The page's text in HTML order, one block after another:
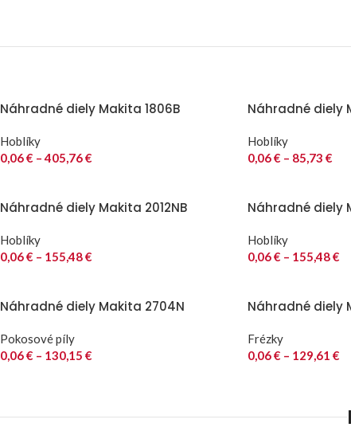
Náhradné diely Makita 1806B
Hoblíky
0,06€ – 405,76€
Náhradné diely
Hoblíky
0,06€ – 85,73 €
Náhradné diely Makita 2012NB
Hoblíky
0,06€ – 155,48€
Náhradné diely
Hoblíky
0,06€ – 155,48€
Náhradné diely Makita 2704N
Pokosové píly
0,06€ – 130,15 €
Náhradné diely
Frézky
0,06€ – 129,61 €